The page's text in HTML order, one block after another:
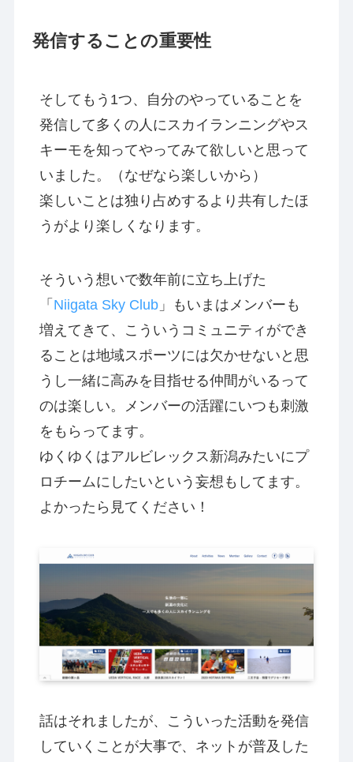
発信することの重要性
そしてもう1つ、自分のやっていることを
発信して多くの人にスカイランニングやス
キーモを知ってやってみて欲しいと思って
いました。（なぜなら楽しいから）
楽しいことは独り占めするより共有したほ
うがより楽しくなります。
そういう想いで数年前に立ち上げた
「 Niigata Sky Club 」もいまはメンバーも
増えてきて、こういうコミュニティができ
ることは地域スポーツには欠かせないと思
うし一緒に高みを目指せる仲間がいるって
のは楽しい。メンバーの活躍にいつも刺激
をもらってます。
ゆくゆくはアルビレックス新潟みたいにプ
ロチームにしたいという妄想もしてます。
よかったら見てください！
話はそれましたが、こういった活動を発信
していくことが大事で、ネットが普及した